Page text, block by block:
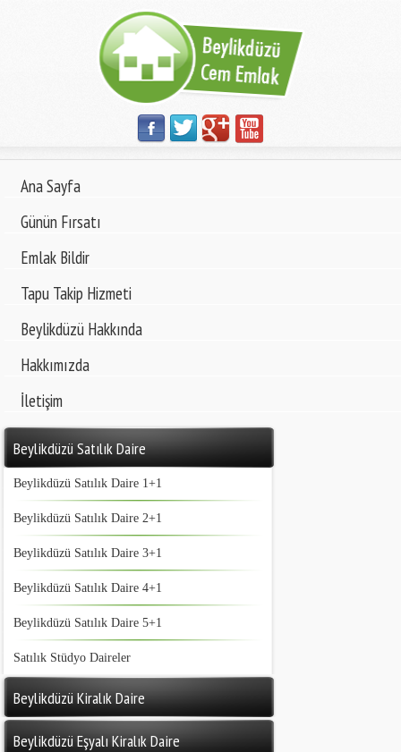
Ana Sayfa
Günün Fırsatı
Emlak Bildir
Tapu Takip Hizmeti
Beylikdüzü Hakkında
Hakkımızda
İletişim
Beylikdüzü Satılık Daire
Beylikdüzü Satılık Daire 1+1
Beylikdüzü Satılık Daire 2+1
Beylikdüzü Satılık Daire 3+1
Beylikdüzü Satılık Daire 4+1
Beylikdüzü Satılık Daire 5+1
Satılık Stüdyo Daireler
Beylikdüzü Kiralık Daire
Beylikdüzü Eşyalı Kiralık Daire